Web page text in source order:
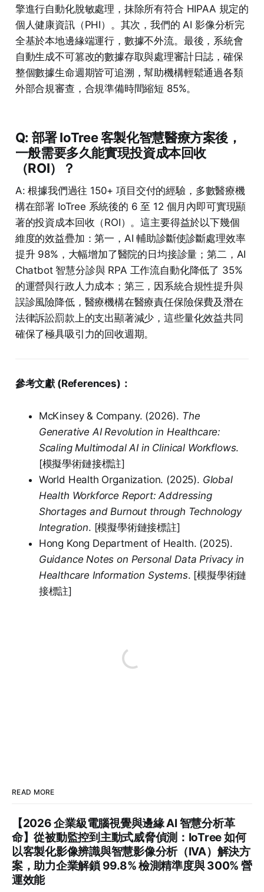
擎進行自動化脫敏處理，抹除所有符合 HIPAA 規定的
個人健康資訊（PHI）。其次，我們的 AI 影像分析完
全基於本地邊緣端運行，數據不外流。最後，系統會
自動生成不可篡改的數據存取與處理審計日誌，確保
整個數據生命週期皆可追溯，幫助機構輕鬆通過各類
外部合規審查，合規準備時間縮短 85%。
Q: 部署 IoTree 客製化智慧醫療方案後，
一般需要多久能實現投資成本回收
（ROI）？
A: 根據我們過往 150+ 項目交付的經驗，多數醫療機
構在部署 IoTree 系統後的 6 至 12 個月內即可實現顯
著的投資成本回收（ROI）。這主要得益於以下幾個
維度的效益疊加：第一，AI 輔助診斷使診斷處理效率
提升 98%，大幅增加了醫院的日均接診量；第二，AI
Chatbot 智慧分診與 RPA 工作流自動化降低了 35%
的運營與行政人力成本；第三，因系統合規性提升與
誤診風險降低，醫療機構在醫療責任保險保費及潛在
法律訴訟罰款上的支出顯著減少，這些量化效益共同
確保了極具吸引力的回收週期。
參考文獻 (References)：
McKinsey & Company. (2026). The
Generative AI Revolution in Healthcare:
Scaling Multimodal AI in Clinical Workflows.
[模擬學術鏈接標註]
World Health Organization. (2025). Global
Health Workforce Report: Addressing
Shortages and Burnout through Technology
Integration. [模擬學術鏈接標註]
Hong Kong Department of Health. (2025).
Guidance Notes on Personal Data Privacy in
Healthcare Information Systems. [模擬學術鏈
接標註]
READ MORE
【2026 企業級電腦視覺與邊緣 AI 智慧分析革
命】從被動監控到主動式威脅偵測：IoTree 如何
以客製化影像辨識與智慧影像分析（IVA）解決方
案，助力企業解鎖 99.8% 檢測精準度與 300% 營
運效能